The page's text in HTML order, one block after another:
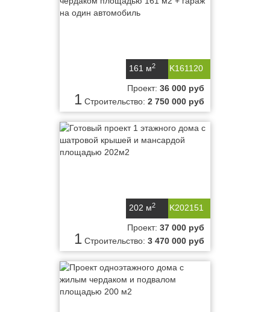
K161120
161 м2
1
Проект: 36 000 руб
Строительство: 2 750 000 руб
K202151
202 м2
1
Проект: 37 000 руб
Строительство: 3 470 000 руб